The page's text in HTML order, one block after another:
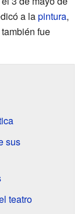
a lapintura,
fue
sus
teatro